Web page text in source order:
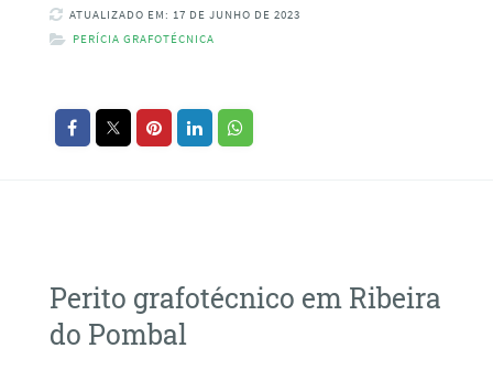
ATUALIZADO EM: 17 DE JUNHO DE 2023
PERÍCIA GRAFOTÉCNICA
Perito grafotécnico em Ribeira
do Pombal